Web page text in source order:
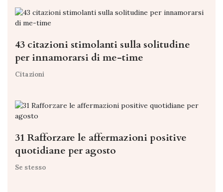
43 citazioni stimolanti sulla solitudine
per innamorarsi di me-time
Citazioni
31 Rafforzare le affermazioni positive
quotidiane per agosto
Se stesso